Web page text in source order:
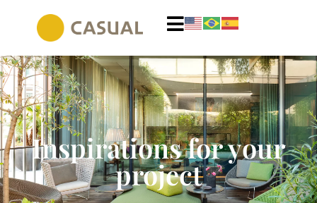
Inspirations for your
project